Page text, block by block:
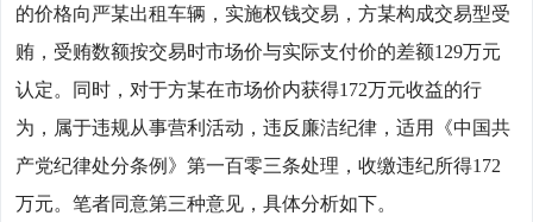
的价格向严某出租车辆，实施权钱交易，方某构成交易型受
贿，受贿数额按交易时市场价与实际支付价的差额129万元
认定。同时，对于方某在市场价内获得172万元收益的行
为，属于违规从事营利活动，违反廉洁纪律，适用《中国共
产党纪律处分条例》第一百零三条处理，收缴违纪所得172
万元。笔者同意第三种意见，具体分析如下。